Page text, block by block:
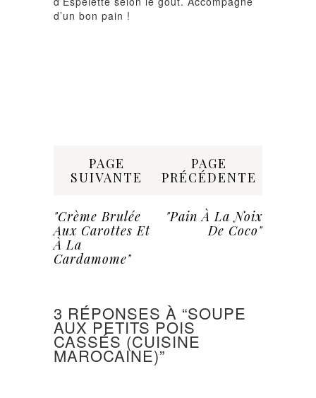
d’un bon pain !
PAGE
SUIVANTE
"Crème Brulée
Aux Carottes Et
À La
Cardamome"
PAGE
PRÉCÉDENTE
"Pain À La Noix
De Coco"
3 RÉPONSES À “SOUPE
AUX PETITS POIS
CASSÉS (CUISINE
MAROCAINE)”